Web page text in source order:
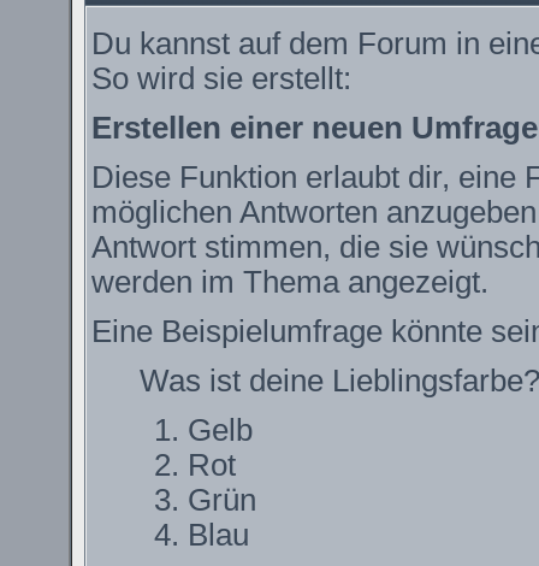
Du kannst auf dem Forum in
So wird sie erstellt:
Erstellen einer neuen Umfrage
Diese Funktion erlaubt dir, eine
möglichen Antworten
Antwort stimmen, die sie
werden im Thema angezeigt.
Eine Beispielumfrage könnte
Was ist deine Lieblingsfarbe?
Gelb
Rot
Grün
Blau